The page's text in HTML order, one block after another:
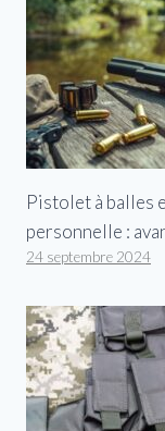
Pistolet à balles
personnelle :
24 septembre 2024